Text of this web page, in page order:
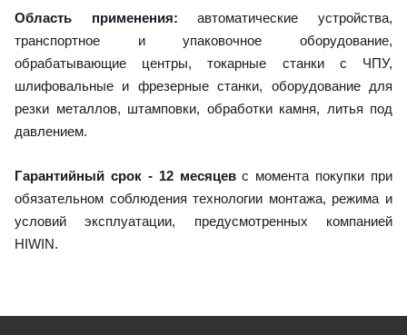
Область применения: автоматические устройства,
транспортное и упаковочное оборудование,
обрабатывающие центры, токарные станки с ЧПУ,
шлифовальные и фрезерные станки, оборудование для
резки металлов, штамповки, обработки камня, литья под
давлением.
Гарантийный срок - 12 месяцевс момента покупки при
обязательном соблюдения технологии монтажа, режима и
условий эксплуатации, предусмотренных компанией
HIWIN.